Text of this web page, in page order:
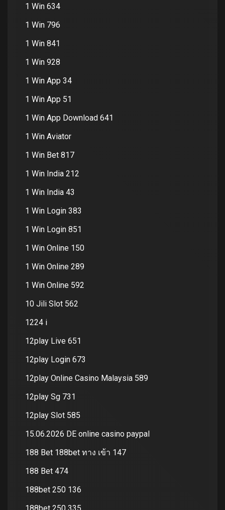
1 Win 634
1 Win 796
1 Win 841
1 Win 928
1 Win App 34
1 Win App 51
1 Win App Download 641
1 Win Aviator
1 Win Bet 817
1 Win India 212
1 Win India 43
1 Win Login 383
1 Win Login 851
1 Win Online 150
1 Win Online 289
1 Win Online 592
10 Jili Slot 562
1224 i
12play Live 651
12play Login 673
12play Online Casino Malaysia 589
12play Sg 731
12play Slot 585
15.06.2026 DE online casino paypal
188 Bet 188bet ทาง เข้า 147
188 Bet 474
188bet 250 136